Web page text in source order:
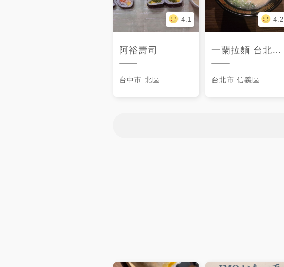
4.1
阿裕壽司
台中市 北區
4.2
一蘭拉麵 台北別館
台北市 信義區